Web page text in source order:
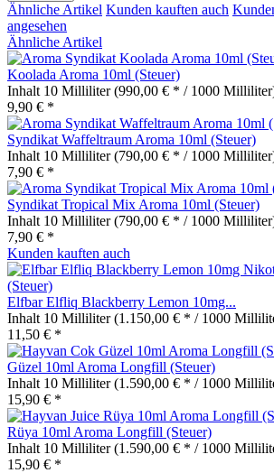
Ähnliche Artikel Kunden kauften auch
angesehen
Ähnliche Artikel
Koolada Aroma 10ml (Steuer)
Inhalt 10 Milliliter(990,00 € * / 1000
9,90 € *
Syndikat Waffeltraum Aroma 10ml (Steuer)
Inhalt 10 Milliliter(790,00 € * / 1000
7,90 € *
Syndikat Tropical Mix Aroma 10ml (Steuer)
Inhalt 10 Milliliter(790,00 € * / 1000
7,90 € *
Kunden kauften auch
Elfbar Elfliq Blackberry Lemon 10mg...
Inhalt 10 Milliliter(1.150,00 € * / 1000
11,50 € *
Güzel 10ml Aroma Longfill (Steuer)
Inhalt 10 Milliliter(1.590,00 € * / 1000
15,90 € *
Rüya 10ml Aroma Longfill (Steuer)
Inhalt 10 Milliliter(1.590,00 € * / 1000
15,90 € *